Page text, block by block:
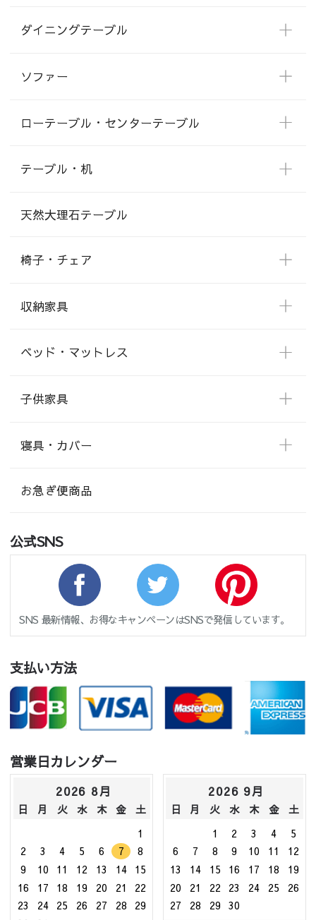
ダイニングテーブル
ソファー
ローテーブル・センターテーブル
テーブル・机
天然大理石テーブル
椅子・チェア
収納家具
ベッド・マットレス
子供家具
寝具・カバー
お急ぎ便商品
公式SNS
SNS 最新情報、お得なキャンペーンはSNSで発信しています。
支払い方法
営業日カレンダー
2026 8月
日 月 火 水 木 金
土
1
2
3 4 5 6 7
8
9
10 11 12 13 14
15
16
17 18 19 20 21
22
23
24 25 26 27 28
29
2026 9月
日 月 火 水 木 金
土
1
2 3 4
5
6
7 8 9 10 11
12
13
14 15 16 17 18
19
20
21 22 23 24 25
26
27
28 29 30